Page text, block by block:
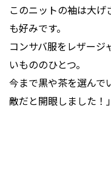
このニットの袖は大げ
も好みです。
コンサバ服をレザージ
いもののひとつ。
今まで黒や茶を選んで
敵だと開眼しました！」